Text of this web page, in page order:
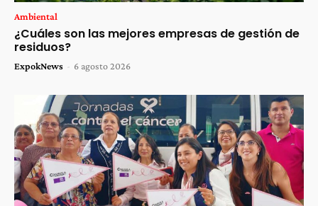
Ambiental
¿Cuáles son las mejores empresas de gestión de
residuos?
ExpokNews - 6 agosto 2026